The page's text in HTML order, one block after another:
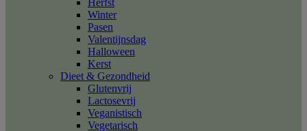
Herfst
Winter
Pasen
Valentijnsdag
Halloween
Kerst
Dieet & Gezondheid
Glutenvrij
Lactosevrij
Veganistisch
Vegetarisch